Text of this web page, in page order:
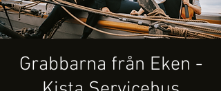
Grabbarna från Eken -